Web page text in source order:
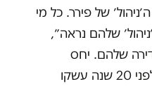
של פירר. כל מי
שלהם נראה״,
שלהם. יחס
מזעזע״, סיפר אסף. ״כבר לפני 20 שנה עשקו